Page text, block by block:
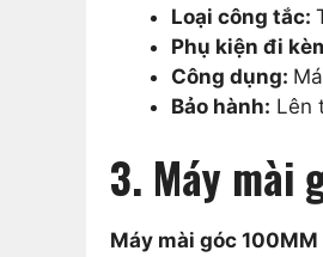
Loại công tắc:
Phụ kiện đi
Công dụng:
Bảo hành: Lên
3. Máy mài
Máy mài góc 100MM